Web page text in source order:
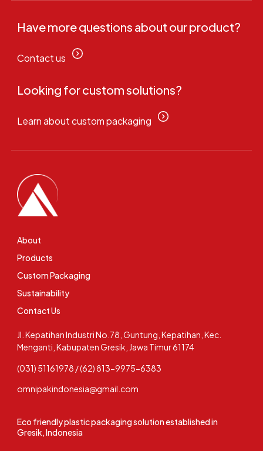
Have more questions about our product?
Contact us
Looking for custom solutions?
Learn about custom packaging
Eco friendly plastic packaging solution established in
Gresik, Indonesia
Jl. Kepatihan Industri No.78, Guntung, Kepatihan, Kec.
Menganti, Kabupaten Gresik, Jawa Timur 61174
(031) 51161978 / (62) 813-9975-6383
omnipakindonesia@gmail.com
About
Products
Custom Packaging
Sustainability
Contact Us